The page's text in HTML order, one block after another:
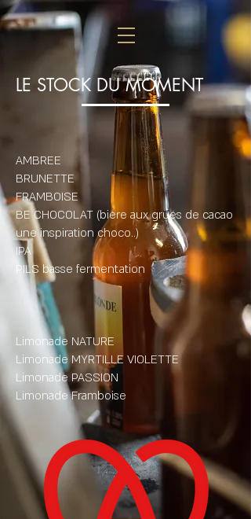
LE STOCK DU MOMENT
AMBREE
BRUNETTE
FRAMBOISE
BE CHOCOLAT (bière aux grués de cacao
une inspiration choco..)
IPA
PILS basse fermentation
Limonade NATURE
Limonade MYRTILLE VIOLETTE
Limonade PASSION
Limonade Framboise​